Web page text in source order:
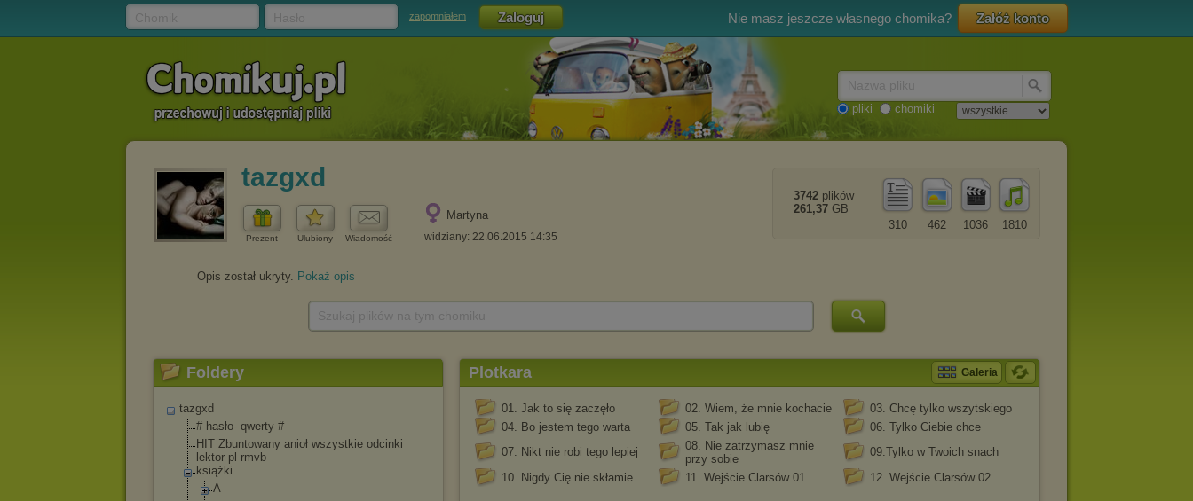
zapomniałem Nie masz jeszcze własnego chomika? Załóż konto
pliki chomiki
tazgxd
Prezent Ulubiony Wiadomość
Martyna
widziany: 22.06.2015 14:35
1810
1036
462
310
3742 plików
261,37 GB
Opis został ukryty. Pokaż opis
Foldery
tazgxd
# hasło- qwerty #
HIT Zbuntowany anioł wszystkie odcinki
lektor pl rmvb
książki
A
Plotkara Galeria
01. Jak to się zaczęło 02. Wiem, że mnie kochacie
03. Chcę tylko wszytskiego
04. Bo jestem tego warta
05. Tak jak lubię
06. Tylko Ciebie chce
07. Nikt nie robi tego lepiej
08. Nie zatrzymasz mnie
przy sobie
09.Tylko w Twoich snach
10. Nigdy Cię nie skłamie
11. Wejście Clarsów 01 12. Wejście Clarsów 02